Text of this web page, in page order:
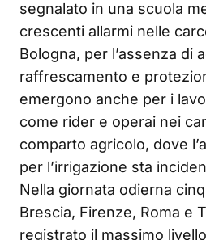
segnalato in una scuola
crescenti allarmi nelle
Bologna, per l’assenza di
raffrescamento e
emergono anche per i
come rider e operai nei
comparto agricolo, dove
per l’irrigazione sta
Nella giornata odierna
Brescia, Firenze, Roma e
registrato il massimo